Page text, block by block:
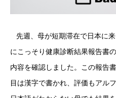
先週、母が短期滞在で日本に
にこっそり健康診断結果報告書
内容を確認しました。この報告
目は漢字で書かれ、評価もアル